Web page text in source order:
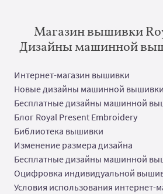
Магазин вышивки
Дизайны машинной
Интернет-магазин вышивки
Новые дизайны машинной вышивки
Бесплатные дизайны машинной
Блог Royal Present Embroidery
Библиотека вышивки
Изменение размера дизайна
Бесплатные дизайны машинной
Оцифровка индивидуальной
Условия использования интернет-